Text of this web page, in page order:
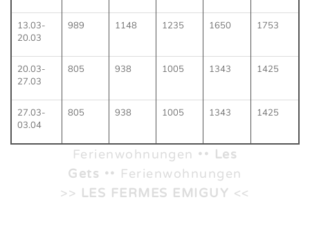
13.03-
20.03
989 1148 1235 1650 1753
20.03-
27.03
805 938 1005 1343 1425
27.03-
03.04
805 938 1005 1343 1425
Ferienwohnungen •• Les
Gets •• Ferienwohnungen
>> LES FERMES EMIGUY <<